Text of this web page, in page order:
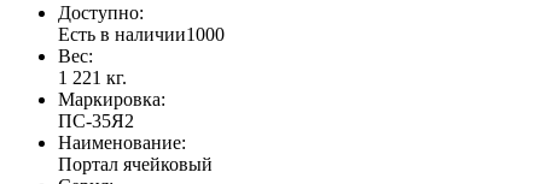
Доступно:
Есть в наличии1000
Вес:
1 221 кг.
Маркировка:
ПС-35Я2
Наименование:
Портал ячейковый